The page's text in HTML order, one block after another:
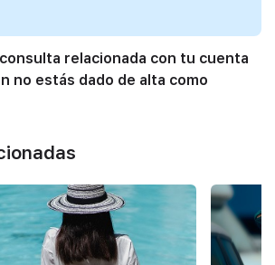
relacionada con tu cuenta
no estás dado de alta como